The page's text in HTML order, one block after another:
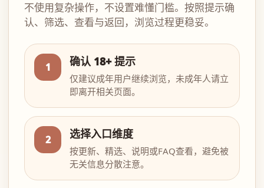
不使用复杂操作，不设置难懂门槛。按照提示确
认、筛选、查看与返回，浏览过程更稳妥。
1 确认 18+ 提示
仅建议成年用户继续浏览，未成年人请立
即离开相关页面。
2 选择入口维度
按更新、精选、说明或FAQ查看，避免被
无关信息分散注意。